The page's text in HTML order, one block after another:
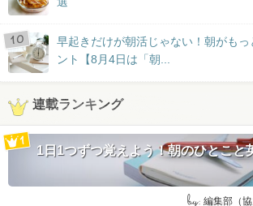
早起きだけが朝活じゃない！朝がもっ
ント【8月4日は「朝...
連載ランキング
1日1つずつ覚えよう！朝のひとこと
by: 編集部（協